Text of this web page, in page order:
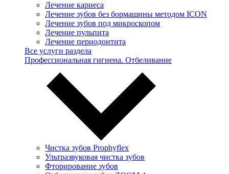
Лечение кариеса
Лечение зубов без бормашины методом ICON
Лечение зубов под микроскопом
Лечение пульпита
Лечение периодонтита
Все услуги раздела
Профессиональная гигиена. Отбеливание
Чистка зубов Prophyflex
Ультразвуковая чистка зубов
Фторирование зубов